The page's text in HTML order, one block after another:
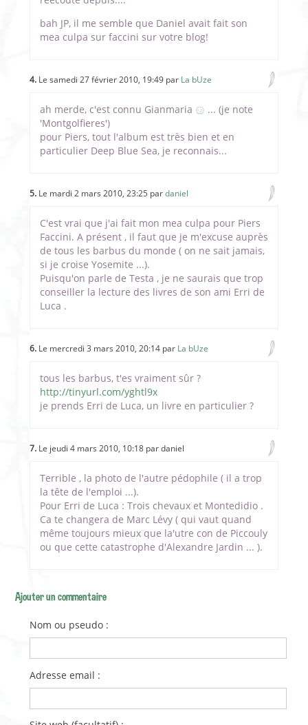
bah JP, il me semble que Daniel avait fait son
mea culpa sur faccini sur votre blog!
4.Le samedi 27 février 2010, 19:49 par La bUze
ah merde, c'est connu Gianmaria
... (je note
'Montgolfieres')
pour Piers, tout l'album est très bien et en
particulier Deep Blue Sea, je reconnais...
5.Le mardi 2 mars 2010, 23:25 pardaniel
C'est vrai que j'ai fait mon mea culpa pour Piers
Faccini. A présent , il faut que je m'excuse auprès
de tous les barbus du monde ( on ne sait jamais,
si je croise Yosemite ...).
Puisqu'on parle de Testa , je ne saurais que trop
conseiller la lecture des livres de son ami Erri de
Luca .
6.Le mercredi 3 mars 2010, 20:14 par La bUze
tous les barbus, t'es vraiment sûr ?
http://tinyurl.com/yghtl9x
je prends Erri de Luca, un livre en particulier ?
7.Le jeudi 4 mars 2010, 10:18 par daniel
Terrible , la photo de l'autre pédophile ( il a trop
la tête de l'emploi ...).
Pour Erri de Luca : Trois chevaux et Montedidio .
Ca te changera de Marc Lévy ( qui vaut quand
même toujours mieux que la'utre con de Piccouly
ou que cette catastrophe d'Alexandre Jardin ... ).
Ajouter un commentaire
Nom ou pseudo :
Adresse email :